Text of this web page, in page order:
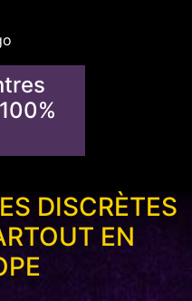
DISCRÈTES
EN